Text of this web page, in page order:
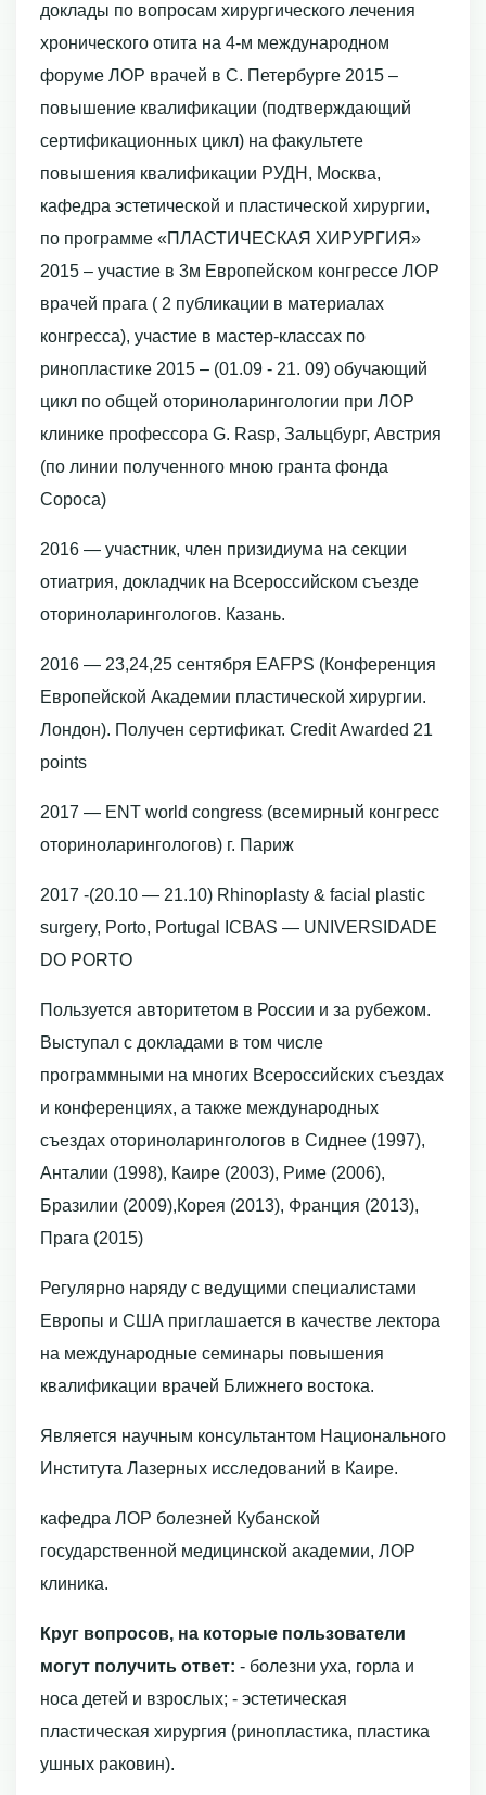
доклады по вопросам хирургического лечения
хронического отита на 4-м международном
форуме ЛОР врачей в С. Петербурге 2015 –
повышение квалификации (подтверждающий
сертификационных цикл) на факультете
повышения квалификации РУДН, Москва,
кафедра эстетической и пластической хирургии,
по программе «ПЛАСТИЧЕСКАЯ ХИРУРГИЯ»
2015 – участие в 3м Европейском конгрессе ЛОР
врачей прага ( 2 публикации в материалах
конгресса), участие в мастер-классах по
ринопластике 2015 – (01.09 - 21. 09) обучающий
цикл по общей оториноларингологии при ЛОР
клинике профессора G. Rasp, Зальцбург, Австрия
(по линии полученного мною гранта фонда
Сороса)
2016 — участник, член призидиума на секции
отиатрия, докладчик на Всероссийском съезде
оториноларингологов. Казань.
2016 — 23,24,25 сентября EAFPS (Конференция
Европейской Академии пластической хирургии.
Лондон). Получен сертификат. Credit Awarded 21
points
2017 — ENT world congress (всемирный конгресс
оториноларингологов) г. Париж
2017 -(20.10 — 21.10) Rhinoplasty & facial plastic
surgery, Porto, Portugal ICBAS — UNIVERSIDADE
DO PORTO
Пользуется авторитетом в России и за рубежом.
Выступал с докладами в том числе
программными на многих Всероссийских съездах
и конференциях, а также международных
съездах оториноларингологов в Сиднее (1997),
Анталии (1998), Каире (2003), Риме (2006),
Бразилии (2009),Корея (2013), Франция (2013),
Прага (2015)
Регулярно наряду с ведущими специалистами
Европы и США приглашается в качестве лектора
на международные семинары повышения
квалификации врачей Ближнего востока.
Является научным консультантом Национального
Института Лазерных исследований в Каире.
кафедра ЛОР болезней Кубанской
государственной медицинской академии, ЛОР
клиника.
Круг вопросов, на которые пользователи
могут получить ответ: - болезни уха, горла и
носа детей и взрослых; - эстетическая
пластическая хирургия (ринопластика, пластика
ушных раковин).